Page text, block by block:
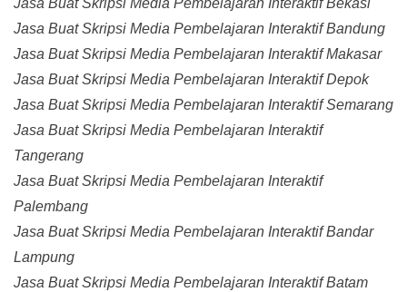
Jasa Buat Skripsi Media Pembelajaran Interaktif Bekasi
Jasa Buat Skripsi Media Pembelajaran Interaktif Bandung
Jasa Buat Skripsi Media Pembelajaran Interaktif Makasar
Jasa Buat Skripsi Media Pembelajaran Interaktif Depok
Jasa Buat Skripsi Media Pembelajaran Interaktif Semarang
Jasa Buat Skripsi Media Pembelajaran Interaktif
Tangerang
Jasa Buat Skripsi Media Pembelajaran Interaktif
Palembang
Jasa Buat Skripsi Media Pembelajaran Interaktif Bandar
Lampung
Jasa Buat Skripsi Media Pembelajaran Interaktif Batam